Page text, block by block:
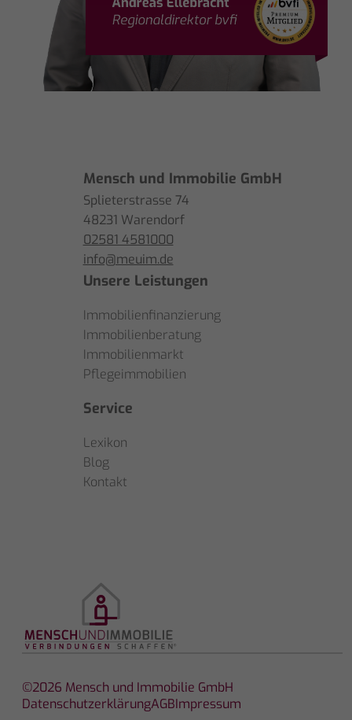
Mensch und Immobilie GmbH
Splieterstrasse 74
48231 Warendorf
02581 4581000
info@meuim.de
Unsere Leistungen
Immobilienfinanzierung
Immobilienberatung
Immobilienmarkt
Pflegeimmobilien
Service
Lexikon
Blog
Kontakt
©2026 Mensch und Immobilie GmbH
DatenschutzerklärungAGBImpressum